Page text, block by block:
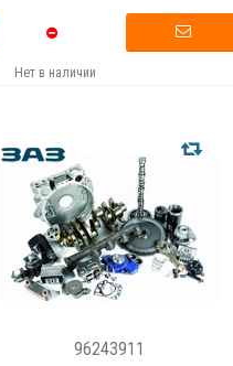
Нет в наличии
96243911